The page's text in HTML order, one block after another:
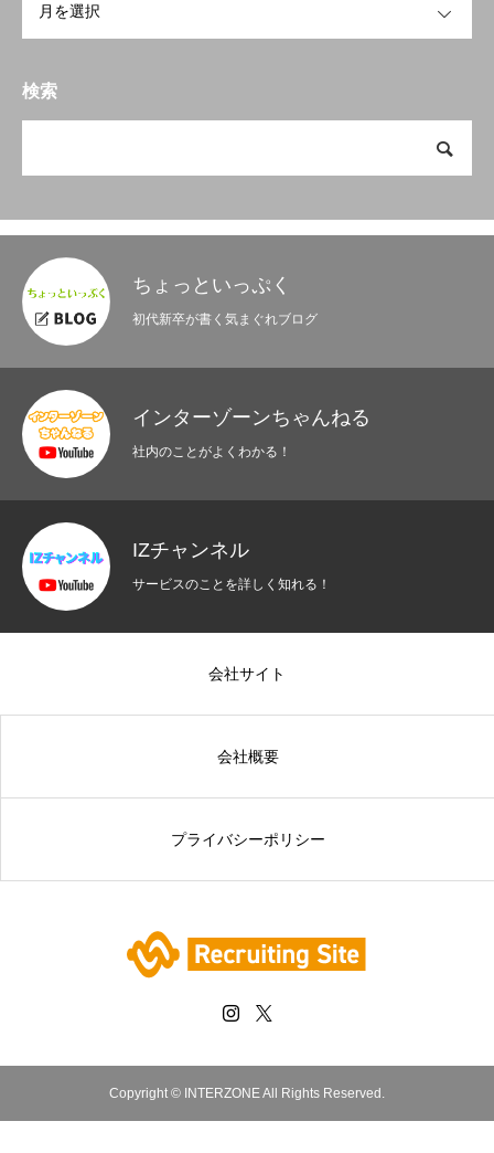
検索
ちょっといっぷく
初代新卒が書く気まぐれブログ
インターゾーンちゃんねる
社内のことがよくわかる！
IZチャンネル
サービスのことを詳しく知れる！
会社サイト
会社概要
プライバシーポリシー
Copyright © INTERZONE All Rights Reserved.